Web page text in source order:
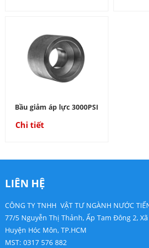
Bầu giảm áp lực 3000PSI
Chi tiết
LIÊN HỆ
CÔNG TY TNHH VẬT TƯ NGÀNH NƯỚC
77/5 Nguyễn Thị Thảnh, Ấp Tam Đông 2,
Huyện Hóc Môn, TP.HCM
MST: 0317 576 882